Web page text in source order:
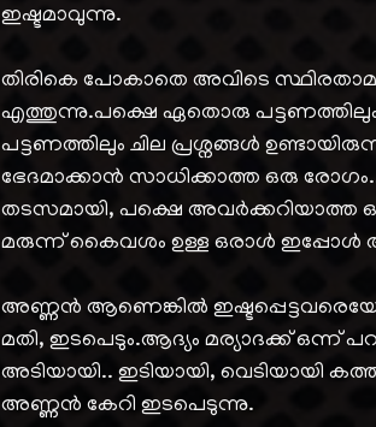
ഇഷ്ടമാവുന്നു.
തിരികെ പോകാതെ അവിടെ
എത്തുന്നു.പക്ഷെ ഏതൊരു
പട്ടണത്തിലും ചില പ്രശ്നങ്ങൾ
ഭേദമാക്കാൻ സാധിക്കാത്ത ഒരു
തടസമായി, പക്ഷെ അവർക്കറിയാത്ത
മരുന്ന് കൈവശം ഉള്ള ഒരാൾ ഇപ്പോൾ
അണ്ണൻ ആണെങ്കിൽ
മതി, ഇടപെടും.ആദ്യം മര്യാദക്ക് ഒന്ന്
അടിയായി.. ഇടിയായി, വെടിയായി
അണ്ണൻ കേറി ഇടപെടുന്നു.